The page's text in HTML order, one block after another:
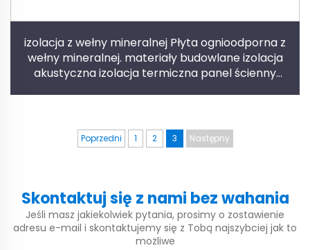
izolacja z wełny mineralnej Płyta ognioodporna z
wełny mineralnej. materiały budowlane izolacja
akustyczna izolacja termiczna panel ścienny
Poprzedni 1 2 3 Następny
Skontaktuj się z nami bez wahania
Jeśli masz jakiekolwiek pytania, prosimy o zostawienie
adresu e-mail i skontaktujemy się z Tobą najszybciej jak to
możliwe